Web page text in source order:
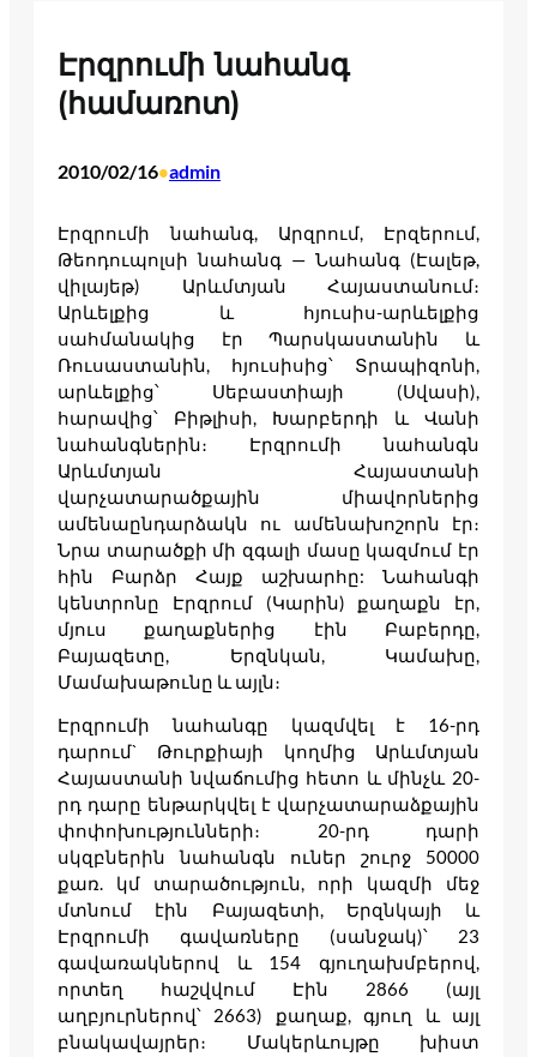
Էրզրումի նահանգ
(համառոտ)
2010/02/16•admin
Էրզրումի նահանգ, Արզրում, Էրզերում,
Թեոդուպոլսի նահանգ — Նահանգ (Էալեթ,
վիլայեթ) Արևմտյան Հայաստանում։
Արևելքից և հյուսիս-արևելքից
սահմանակից էր Պարսկաստանին և
Ռուսաստանին, հյուսիսից՝ Տրապիզոնի,
արևելքից՝ Սեբաստիայի (Սվասի),
հարավից՝ Բիթլիսի, Խարբերդի և Վանի
նահանգներին։ Էրզրումի նահանգն
Արևմտյան Հայաստանի
վարչատարածքային միավորներից
ամենաընդարձակն ու ամենախոշորն էր։
Նրա տարածքի մի զգալի մասը կազմում էր
հին Բարձր Հայք աշխարհը: Նահանգի
կենտրոնը Էրզրում (Կարին) քաղաքն էր,
մյուս քաղաքներից էին Բաբերդը,
Բայազետը, Երզնկան, Կամախը,
Մամախաթունը և այլն։
Էրզրումի նահանգը կազմվել է 16-րդ
դարում` Թուրքիայի կողմից Արևմտյան
Հայաստանի նվաճումից հետո և մինչև 20-
րդ դարը ենթարկվել է վարչատարաձքային
փոփոխությունների։ 20-րդ դարի
սկզբներին նահանգն ուներ շուրջ 50000
քառ. կմ տարածություն, որի կազմի մեջ
մտնում էին Բայազետի, Երզնկայի և
Էրզրումի գավառները (սանջակ)՝ 23
գավառակներով և 154 գյուղախմբերով,
որտեղ հաշվվում Էին 2866 (այլ
աղբյուրներով՝ 2663) քաղաք, գյուղ և այլ
բնակավայրեր։ Մակերևույթը խիստ